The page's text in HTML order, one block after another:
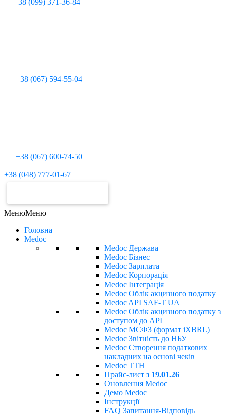
+38 (099) 371-36-84
+38 (067) 594-55-04
+38 (067) 600-74-50
+38 (048) 777-01-67
МенюМеню
Головна
Medoc
Medoc Держава
Medoc Бізнес
Medoc Зарплата
Medoc Корпорація
Medoc Інтеграція
Medoc Облік акцизного податку
Medoc API SAF-T UA
Medoc Облік акцизного податку з
доступом до API
Medoc МСФЗ (формат іХBRL)
Medoc Звітність до НБУ
Medoc Створення податкових
накладних на основі чеків
Medoc ТТН
Прайс-лист з 19.01.26
Оновлення Medoc
Демо Medoc
Інструкції
FAQ Запитання-Відповідь